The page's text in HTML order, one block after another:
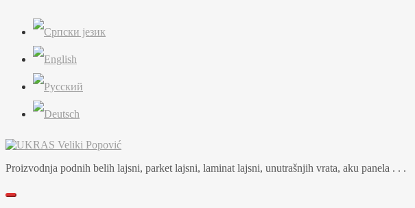
Proizvodnja podnih belih lajsni, parket lajsni, laminat lajsni, unutrašnjih vrata, aku panela . . .